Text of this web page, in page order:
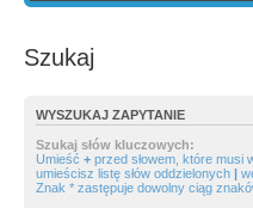
Szukaj
WYSZUKAJ ZAPYTANIE
Szukaj słów kluczowych:
Umieść + przed słowem, które musi
umieścisz listę słów oddzielonych |
Znak * zastępuje dowolny ciąg